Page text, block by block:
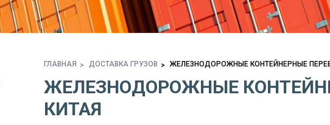
ГЛАВНАЯ ДОСТАВКА ГРУЗОВ ЖЕЛЕЗНОДОРОЖНЫЕ КОНТЕЙНЕРНЫЕ
ЖЕЛЕЗНОДОРОЖНЫЕ
КИТАЯ